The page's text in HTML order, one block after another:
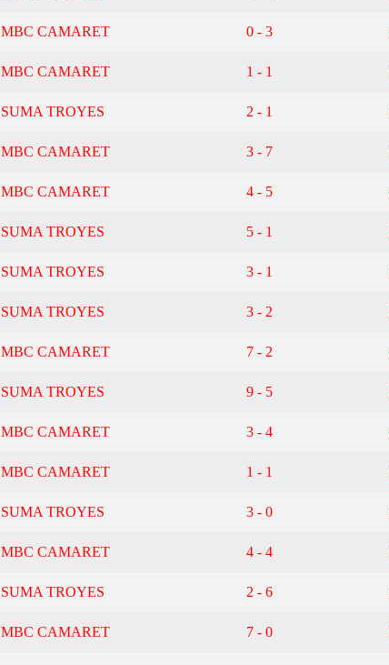
MBC CAMARET 0 - 3
MBC CAMARET 1 - 1
SUMA TROYES 2 - 1
MBC CAMARET 3 - 7
MBC CAMARET 4 - 5
SUMA TROYES 5 - 1
SUMA TROYES 3 - 1
SUMA TROYES 3 - 2
MBC CAMARET 7 - 2
SUMA TROYES 9 - 5
MBC CAMARET 3 - 4
MBC CAMARET 1 - 1
SUMA TROYES 3 - 0
MBC CAMARET 4 - 4
SUMA TROYES 2 - 6
MBC CAMARET 7 - 0